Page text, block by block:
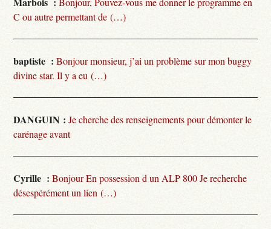
C ou autre permettant de (…)
baptiste : Bonjour monsieur, j’ai un problème sur mon buggy
divine star. Il y a eu (…)
DANGUIN : Je cherche des renseignements pour démonter le
carénage avant
Cyrille : Bonjour En possession d un ALP 800 Je recherche
désespérément un lien (…)